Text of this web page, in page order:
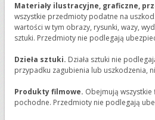
Materiały ilustracyjne, graficzne,
wszystkie przedmioty podatne na
wartości w tym obrazy, rysunki, wazy,
sztuki. Przedmioty nie podlegają
Dzieła sztuki. Działa sztuki nie
przypadku zagubienia lub uszkodzenia,
Produkty filmowe. Obejmują wszystkie
pochodne. Przedmioty nie podlegają